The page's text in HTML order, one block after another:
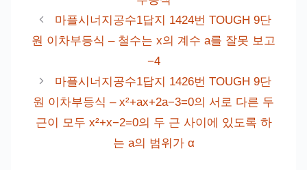
마플시너지공수1답지 1424번 TOUGH 9단
원 이차부등식 – 철수는 x의 계수 a를 잘못 보고
−4
마플시너지공수1답지 1426번 TOUGH 9단
원 이차부등식 – x²+ax+2a−3=0의 서로 다른 두
근이 모두 x²+x−2=0의 두 근 사이에 있도록 하
는 a의 범위가 α